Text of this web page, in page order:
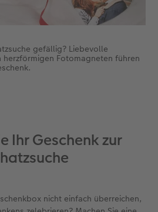
gefällig? Liebevolle
Fotomagneten führen
Ihr Geschenk zur
nicht einfach überreichen,